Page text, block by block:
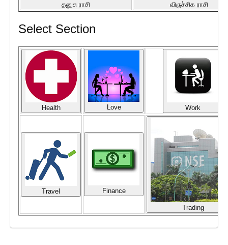
தனுசு ராசி விருச்சிக ராசி
Select Section
Health Love Work
Travel Finance
Trading